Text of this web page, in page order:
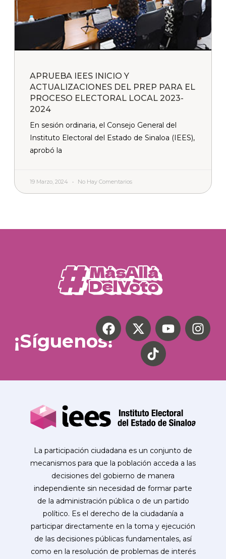
APRUEBA IEES INICIO Y
ACTUALIZACIONES DEL PREP PARA EL
PROCESO ELECTORAL LOCAL 2023-
2024
En sesión ordinaria, el Consejo General del
Instituto Electoral del Estado de Sinaloa (IEES),
aprobó la
19 Marzo, 2024 No Hay Comentarios
¡Síguenos!
La participación ciudadana es un conjunto de
mecanismos para que la población acceda a las
decisiones del gobierno de manera
independiente sin necesidad de formar parte
de la administración pública o de un partido
político. Es el derecho de la ciudadanía a
participar directamente en la toma y ejecución
de las decisiones públicas fundamentales, así
como en la resolución de problemas de interés